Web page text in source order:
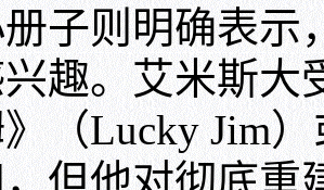
子则明确表示
趣。艾米斯大
（Lucky Jim